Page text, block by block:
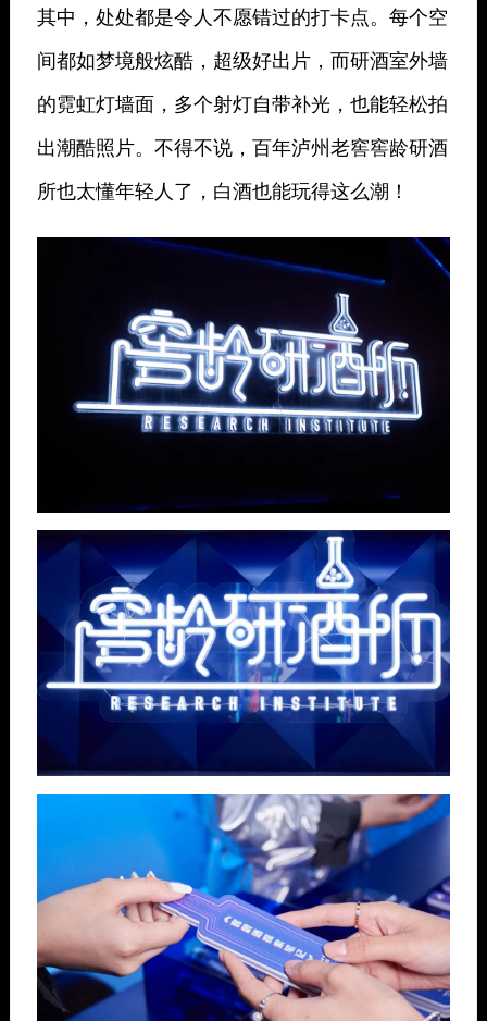
其中，处处都是令人不愿错过的打卡点。每个空
间都如梦境般炫酷，超级好出片，而研酒室外墙
的霓虹灯墙面，多个射灯自带补光，也能轻松拍
出潮酷照片。不得不说，百年泸州老窖窖龄研酒
所也太懂年轻人了，白酒也能玩得这么潮！